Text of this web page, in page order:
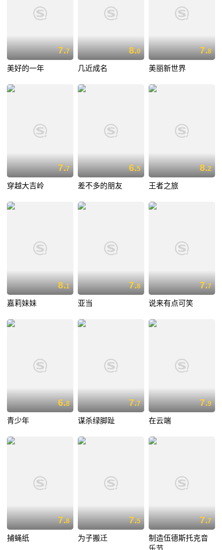
7.7
美好的一年
8.0
几近成名
7.8
美丽新世界
7.7
穿越大吉岭
6.5
差不多的朋友
8.2
王者之旅
8.1
嘉莉妹妹
7.8
亚当
7.7
说来有点可笑
6.8
青少年
7.7
谋杀绿脚趾
7.9
在云端
7.8
捕蝇纸
7.5
为子搬迁
7.7
制造伍德斯托克音